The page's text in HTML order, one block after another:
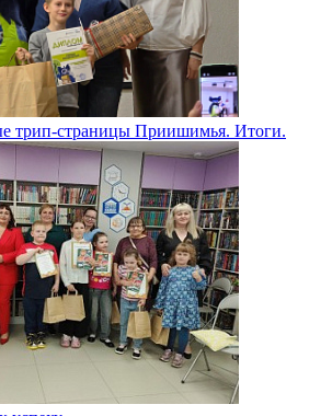
трип-страницы Приишимья. Итоги.